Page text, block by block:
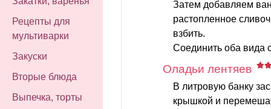
Рецепты для
мультиварки
Закуски
Вторые блюда
Выпечка, торты
Затем добавляем
растопленное
взбить.
Соединить оба вида
Оладьи лентяев
В литровую банку
крышкой и